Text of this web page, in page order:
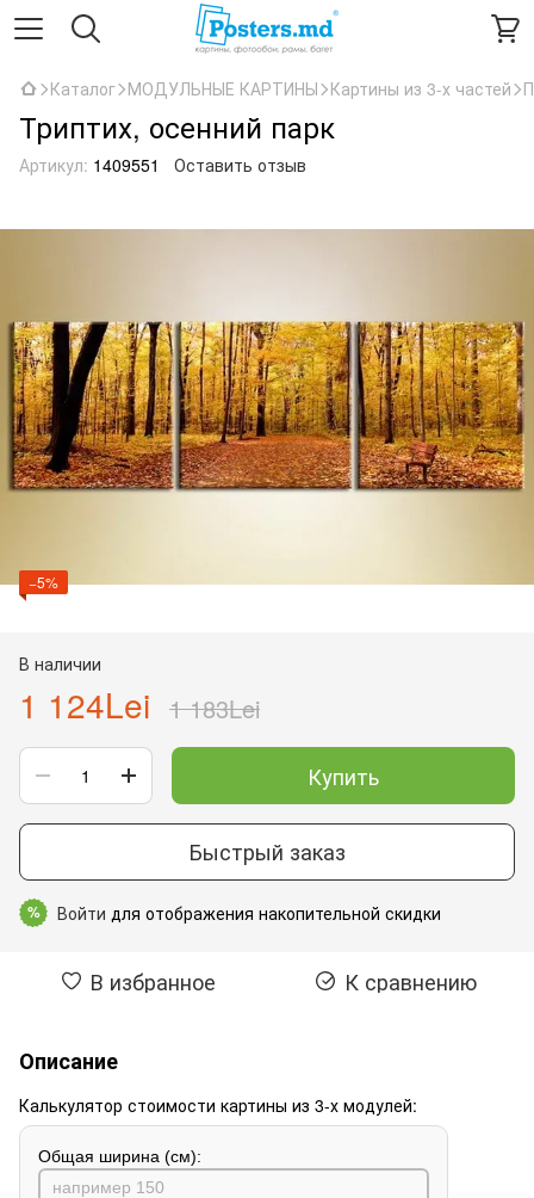
Каталог МОДУЛЬНЫЕ КАРТИНЫ Картины из 3-х частей
Триптих, осенний парк
Артикул: 1409551 Оставить отзыв
−5%
В наличии
1 124Lei 1 183Lei
Купить
Быстрый заказ
% Войти для отображения накопительной скидки
В избранное К сравнению
Описание
Калькулятор стоимости картины из 3-х модулей:
Общая ширина (см):